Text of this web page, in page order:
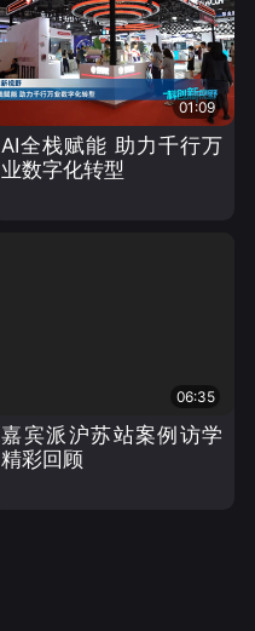
01:09
AI全栈赋能 助力千行万
业数字化转型
06:35
嘉宾派沪苏站案例访学
精彩回顾